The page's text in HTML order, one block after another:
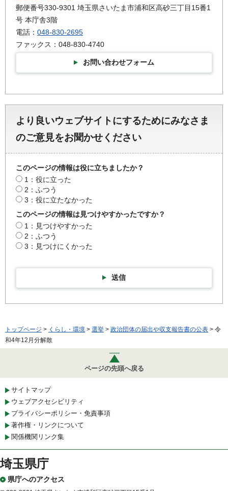
郵便番号330-9301 埼玉県さいたま市浦和区高砂三丁目15番1
号 本庁舎3階
電話： 048-830-2695
ファックス：048-830-4740
お問い合わせフォーム
より良いウェブサイトにするためにみなさま
のご意見をお聞かせください
このページの情報は役に立ちましたか？
1：役に立った
2：ふつう
3：役に立たなかった
このページの情報は見つけやすかったですか？
1：見つけやすかった
2：ふつう
3：見つけにくかった
送信
トップページ > くらし・環境 > 選挙 > 政治団体の届出や収支報告書の公表 > 令
和4年12月分解散
ページの先頭へ戻る
サイトマップ
ウェブアクセシビリティ
プライバシーポリシー・免責事項
著作権・リンクについて
関係機関リンク集
埼玉県庁
県庁へのアクセス